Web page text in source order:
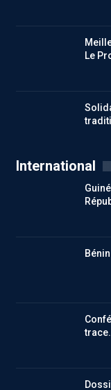
Le
International